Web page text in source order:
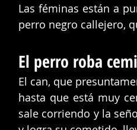
Las féminas están a
perro negro callejero,
El perro roba
El can, que
hasta que está muy
sale corriendo y la